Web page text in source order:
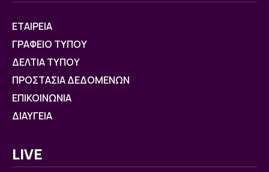
ΕΤΑΙΡΕΙΑ
ΓΡΑΦΕΙΟ ΤΥΠΟΥ
ΔΕΛΤΙΑ ΤΥΠΟΥ
ΠΡΟΣΤΑΣΙΑ ΔΕΔΟΜΕΝΩΝ
ΕΠΙΚΟΙΝΩΝΙΑ
ΔΙΑΥΓΕΙΑ
LIVE